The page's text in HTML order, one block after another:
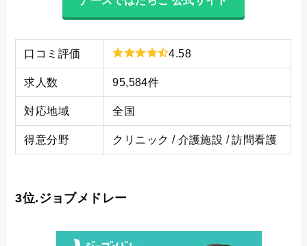
口コミ評価 4.58
求人数 95,584件
対応地域 全国
得意分野 クリニック / 介護施設 / 訪問看護
3位.ジョブメドレー